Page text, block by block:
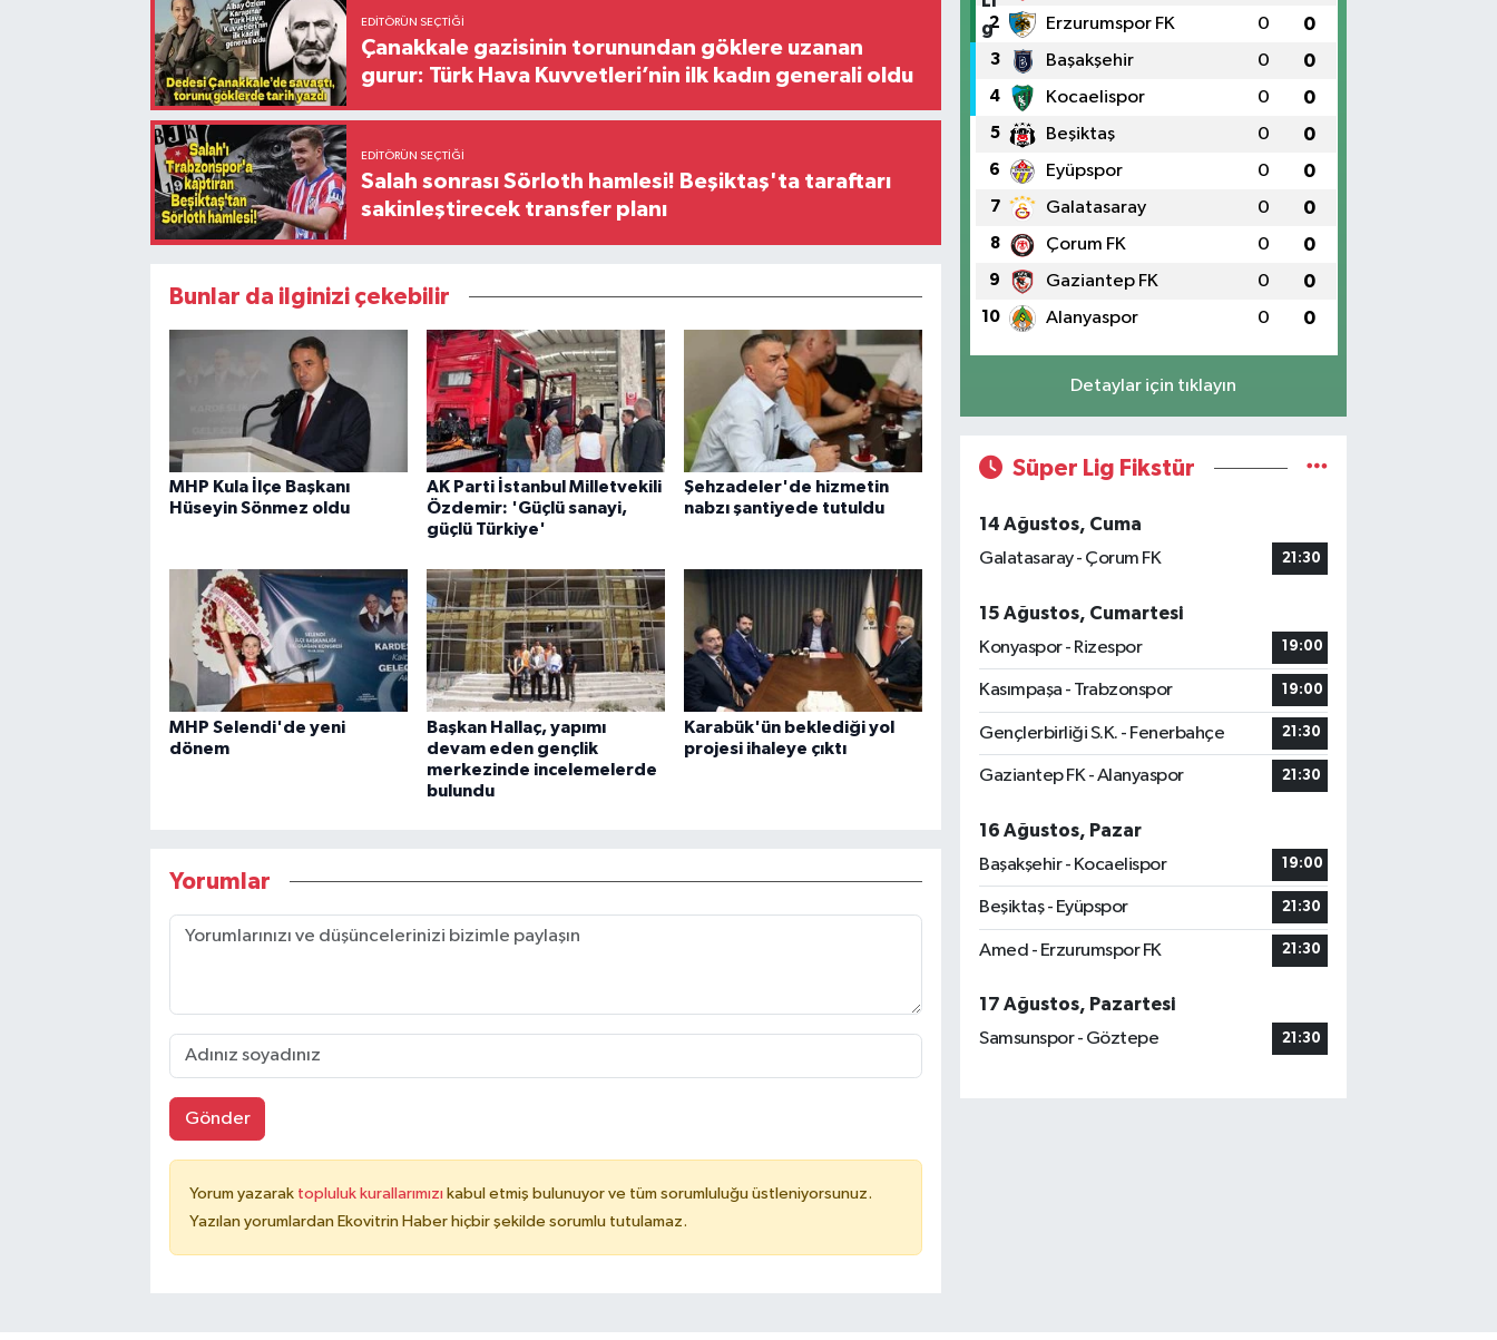
EDITÖRÜN SEÇTIĞI
Çanakkale gazisinin torunundan göklere uzanan
gurur: Türk Hava Kuvvetleri’nin ilk kadın generali oldu
EDITÖRÜN SEÇTIĞI
Salah sonrası Sörloth hamlesi! Beşiktaş'ta taraftarı
sakinleştirecek transfer planı
Bunlar da ilginizi çekebilir
MHP Kula İlçe Başkanı
Hüseyin Sönmez oldu
AK Parti İstanbul Milletvekili
Özdemir: 'Güçlü sanayi,
güçlü Türkiye'
Şehzadeler'de hizmetin
nabzı şantiyede tutuldu
MHP Selendi'de yeni
dönem
Başkan Hallaç, yapımı
devam eden gençlik
merkezinde incelemelerde
bulundu
Karabük'ün beklediği yol
projesi ihaleye çıktı
Yorumlar
Gönder
Yorum yazarak topluluk kurallarımızı kabul etmiş bulunuyor ve tüm sorumluluğu üstleniyorsunuz.
Yazılan yorumlardan Ekovitrin Haber hiçbir şekilde sorumlu tutulamaz.
2 Erzurumspor FK 0 0
3 Başakşehir 0 0
4 Kocaelispor 0 0
5 Beşiktaş 0 0
6 Eyüpspor 0 0
7 Galatasaray 0 0
8 Çorum FK 0 0
9 Gaziantep FK 0 0
10 Alanyaspor 0 0
Detaylar için tıklayın
Süper Lig Fikstür
14 Ağustos, Cuma
Galatasaray - Çorum FK
21:30
15 Ağustos, Cumartesi
Konyaspor - Rizespor
19:00
Kasımpaşa - Trabzonspor 19:00
Gençlerbirliği S.K. - Fenerbahçe 21:30
Gaziantep FK - Alanyaspor 21:30
16 Ağustos, Pazar
Başakşehir - Kocaelispor
19:00
Beşiktaş - Eyüpspor 21:30
Amed - Erzurumspor FK 21:30
17 Ağustos, Pazartesi
Samsunspor - Göztepe
21:30